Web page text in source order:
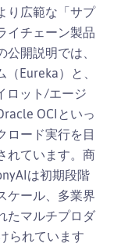
り広範な「サプ
イチェーン製品
開説明では、
Eureka）と、
ロット/エージ
OCIといっ
ロード実行を目
れています。商
は初期段階
ケール、多業界
たマルチプロダ
られています